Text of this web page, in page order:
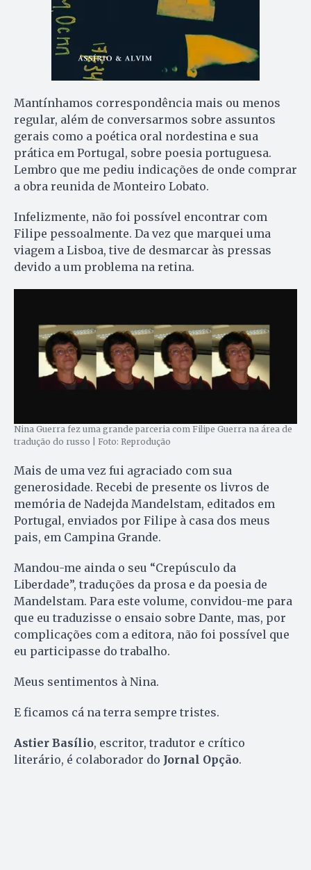
Mantínhamos correspondência mais ou menos
regular, além de conversarmos sobre assuntos
gerais como a poética oral nordestina e sua
prática em Portugal, sobre poesia portuguesa.
Lembro que me pediu indicações de onde comprar
a obra reunida de Monteiro Lobato.
Infelizmente, não foi possível encontrar com
Filipe pessoalmente. Da vez que marquei uma
viagem a Lisboa, tive de desmarcar às pressas
devido a um problema na retina.
Nina Guerra fez uma grande parceria com Filipe Guerra na área de
tradução do russo | Foto: Reprodução
Mais de uma vez fui agraciado com sua
generosidade. Recebi de presente os livros de
memória de Nadejda Mandelstam, editados em
Portugal, enviados por Filipe à casa dos meus
pais, em Campina Grande.
Mandou-me ainda o seu “Crepúsculo da
Liberdade”, traduções da prosa e da poesia de
Mandelstam. Para este volume, convidou-me para
que eu traduzisse o ensaio sobre Dante, mas, por
complicações com a editora, não foi possível que
eu participasse do trabalho.
Meus sentimentos à Nina.
E ficamos cá na terra sempre tristes.
Astier Basílio, escritor, tradutor e crítico
literário, é colaborador do Jornal Opção.